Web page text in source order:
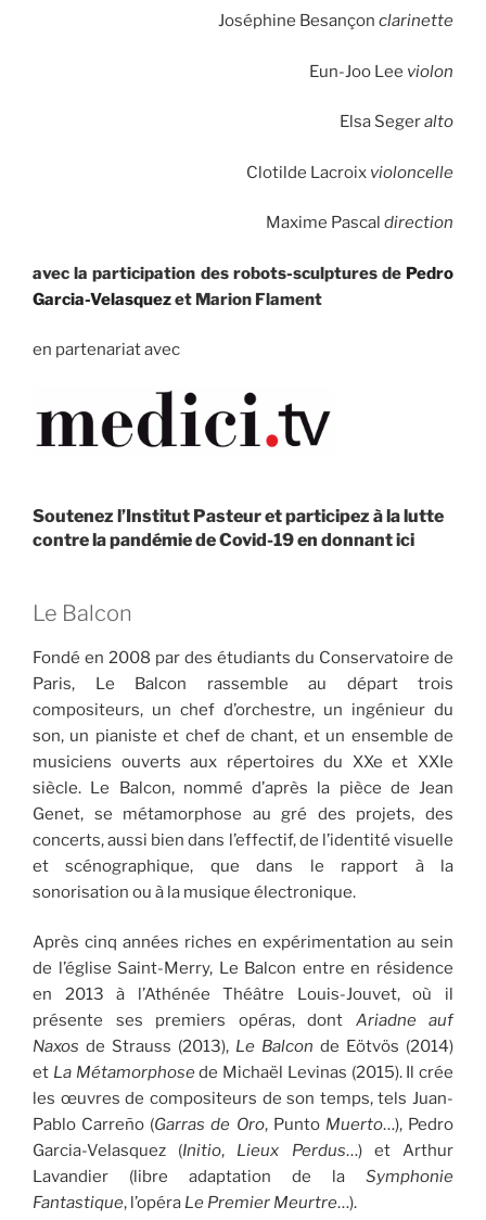
Joséphine Besançon clarinette
Eun-Joo Lee violon
Elsa Segeralto
Clotilde Lacroix violoncelle
Maxime Pascal direction
avec la participation des robots-sculptures de Pedro
Garcia-Velasquezet Marion Flament
en partenariat avec
Soutenez l’Institut Pasteur et participez à la lutte
contre la pandémie de Covid-19 en donnant ici
Le Balcon
Fondé en 2008 par des étudiants du Conservatoire de
Paris, Le Balcon rassemble au départ trois
compositeurs, un chef d’orchestre, un ingénieur du
son, un pianiste et chef de chant, et un ensemble de
musiciens ouverts aux répertoires du XXe et XXIe
siècle. Le Balcon, nommé d’après la pièce de Jean
Genet, se métamorphose au gré des projets, des
concerts, aussi bien dans l’effectif, de l’identité visuelle
et scénographique, que dans le rapport à la
sonorisation ou à la musique électronique.
Après cinq années riches en expérimentation au sein
de l’église Saint-Merry, Le Balcon entre en résidence
en 2013 à l’Athénée Théâtre Louis-Jouvet, où il
présente ses premiers opéras, dont Ariadne auf
Naxos de Strauss (2013), Le Balcon de Eötvös (2014)
et La Métamorphosede Michaël Levinas (2015). Il crée
les œuvres de compositeurs de son temps, tels Juan-
Pablo Carreño (Garras de Oro, Punto Muerto…), Pedro
Garcia-Velasquez (Initio, Lieux Perdus…) et Arthur
Lavandier (libre adaptation de la Symphonie
Fantastique, l’opéra Le Premier Meurtre…).